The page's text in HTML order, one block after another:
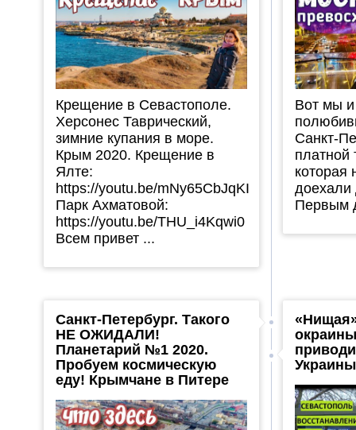
Крещение в Севастополе.
Херсонес Таврический,
зимние купания в море.
Крым 2020. Крещение в
Ялте:
https://youtu.be/mNy65CbJqKI
Парк Ахматовой:
https://youtu.be/THU_i4Kqwi0
Всем привет ...
Вот мы и
Санкт-
платной
которая
Первым
Санкт-Петербург. Такого
НЕ ОЖИДАЛИ!
Планетарий №1 2020.
Пробуем космическую
еду! Крымчане в Питере